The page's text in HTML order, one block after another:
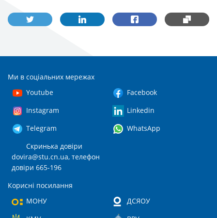
Ми в соціальних мережах
Youtube
Facebook
Instagram
Linkedin
Telegram
WhatsApp
Скринька довіри
dovira@stu.cn.ua, телефон
довіри 665-196
Корисні посилання
МОНУ
ДСЯОУ